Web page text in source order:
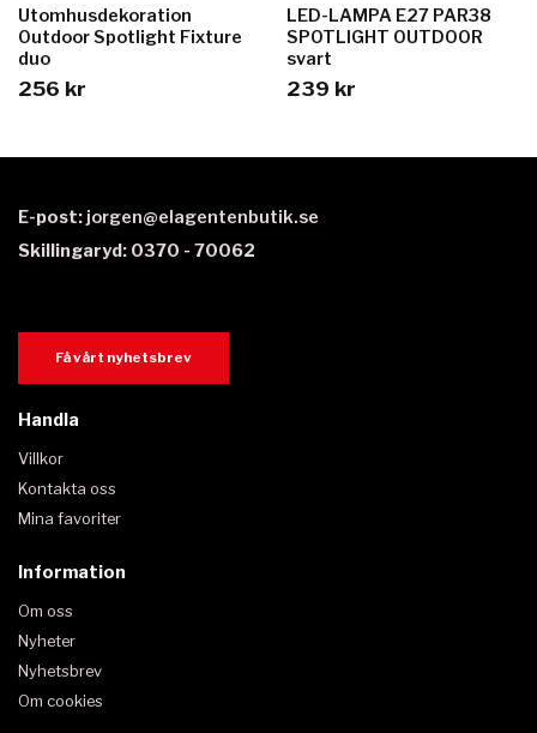
Utomhusdekoration
Outdoor Spotlight Fixture
duo
256 kr
LED-LAMPA E27 PAR38
SPOTLIGHT OUTDOOR
svart
239 kr
E-post: jorgen@elagentenbutik.se
Skillingaryd: 0370 - 70062
Få vårt nyhetsbrev
Handla
Villkor
Kontakta oss
Mina favoriter
Information
Om oss
Nyheter
Nyhetsbrev
Om cookies